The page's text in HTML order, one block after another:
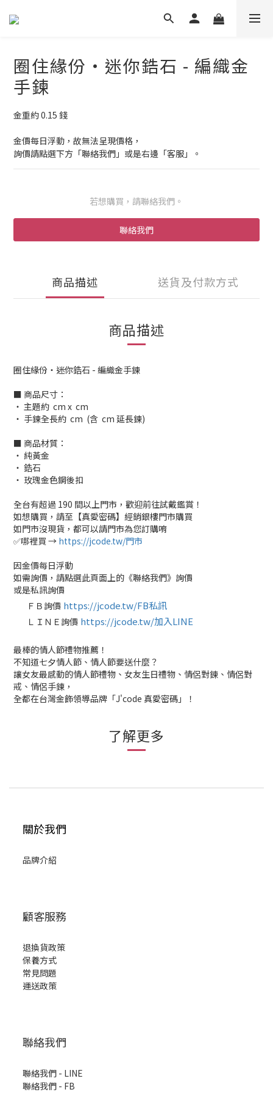
圈住緣份・迷你鋯石 - 編織金
手鍊
金重約 0.15 錢
金價每日浮動，故無法呈現價格，
詢價請點選下方「聯絡我們」或是右邊「客服」。
若想購買，請聯絡我們。
聯絡我們
商品描述 送貨及付款方式
商品描述
圈住緣份・迷你鋯石 - 編織金手鍊
■ 商品尺寸：
‧ 主題約 cm x cm
‧ 手鍊全長約 cm (含 cm 延長鍊)
■ 商品材質：
‧ 純黃金
‧ 鋯石
‧ 玫瑰金色鋼後扣
全台有超過 190 間以上門市，歡迎前往試戴鑑賞！
如想購買，請至【真愛密碼】經銷銀樓門市購買
如門市沒現貨，都可以請門市為您訂購唷
✅哪裡買 → https://jcode.tw/門市
因金價每日浮動
如需詢價，請點選此頁面上的《聯絡我們》詢價
或是私訊詢價
ＦＢ詢價 https://jcode.tw/FB私訊
ＬＩＮＥ詢價 https://jcode.tw/加入LINE
最棒的情人節禮物推薦！
不知道七夕情人節、情人節要送什麼？
讓女友最感動的情人節禮物、女友生日禮物、情侶對鍊、情侶對
戒、情侶手鍊，
全都在台灣金飾領導品牌「J'code 真愛密碼」！
了解更多
關於我們
品牌介紹
顧客服務
退換貨政策
保養方式
常見問題
運送政策
聯絡我們
聯絡我們 - LINE
聯絡我們 - FB